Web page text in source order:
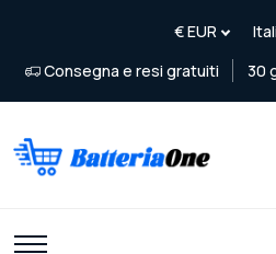
Consegna e resi gratuiti 30